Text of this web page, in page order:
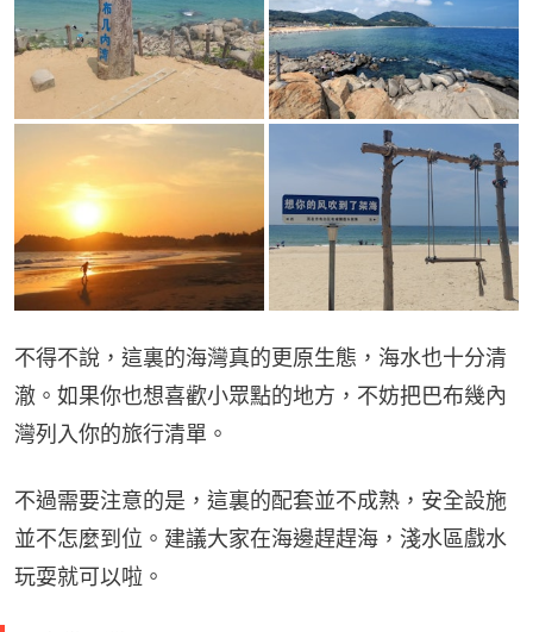
不得不說，這裏的海灣真的更原生態，海水也十分清
澈。如果你也想喜歡小眾點的地方，不妨把巴布幾內
灣列入你的旅行清單。
不過需要注意的是，這裏的配套並不成熟，安全設施
並不怎麼到位。建議大家在海邊趕趕海，淺水區戲水
玩耍就可以啦。